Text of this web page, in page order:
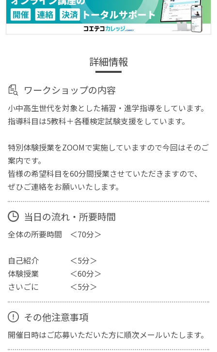
詳細情報
ワークショップの内容
小中高生世代を対象とした補習・進学指導をしています。
指導科目は5教科＋各種検定試験支援をしています。
特別体験授業をZOOMで実施していますので今回はそのご
案内です。
皆様の希望科目を60分間授業させていただきますので、
ぜひご連絡をお願いいたします。
当日の流れ・所要時間
全体の所要時間 ＜70分＞
自己紹介 ＜5分＞
体験授業 ＜60分＞
さいごに ＜5分＞
その他注意事項
開催日時はご応募いただいた方に順次メールいたします。